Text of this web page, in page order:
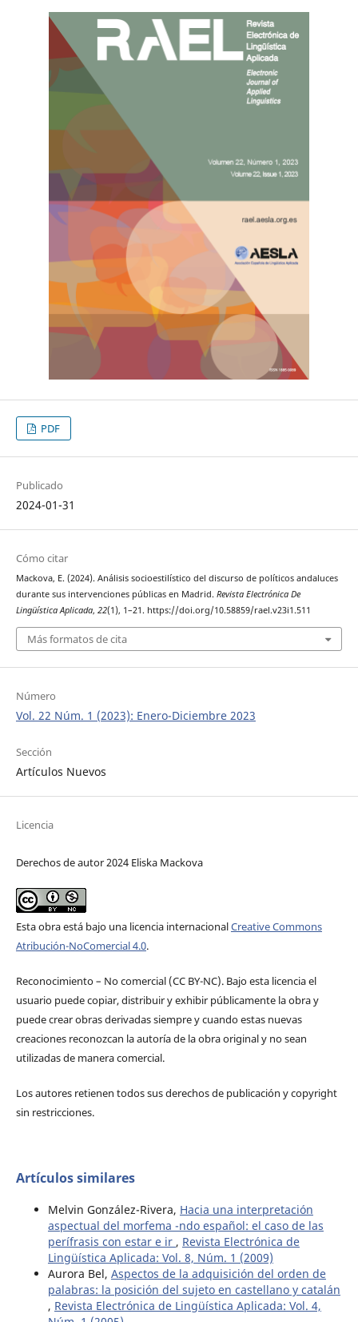
PDF
Publicado
2024-01-31
Cómo citar
Mackova, E. (2024). Análisis socioestilístico del discurso de políticos andaluces
durante sus intervenciones públicas en Madrid. Revista Electrónica De
Lingüística Aplicada, 22(1), 1–21. https://doi.org/10.58859/rael.v23i1.511
Más formatos de cita
Número
Vol. 22 Núm. 1 (2023): Enero-Diciembre 2023
Sección
Artículos Nuevos
Licencia
Derechos de autor 2024 Eliska Mackova
Esta obra está bajo una licencia internacionalCreative Commons
Atribución-NoComercial 4.0.
Reconocimiento – No comercial (CC BY-­NC). Bajo esta licencia el
usuario puede copiar, distribuir y exhibir públicamente la obra y
puede crear obras derivadas siempre y cuando estas nuevas
creaciones reconozcan la autoría de la obra original y no sean
utilizadas de manera comercial.
Los autores retienen todos sus derechos de publicación y copyright
sin restricciones.
Artículos similares
Melvin González-Rivera, Hacia una interpretación
aspectual del morfema -ndo español: el caso de las
perífrasis con estar e ir , Revista Electrónica de
Lingüística Aplicada: Vol. 8, Núm. 1 (2009)
Aurora Bel, Aspectos de la adquisición del orden de
palabras: la posición del sujeto en castellano y catalán
, Revista Electrónica de Lingüística Aplicada: Vol. 4,